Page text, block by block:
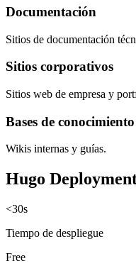
Documentación
Sitios de documentación
Sitios corporativos
Sitios web de empresa y
Bases de conocimiento
Wikis internas y guías.
Hugo
<30s
Tiempo de despliegue
Free